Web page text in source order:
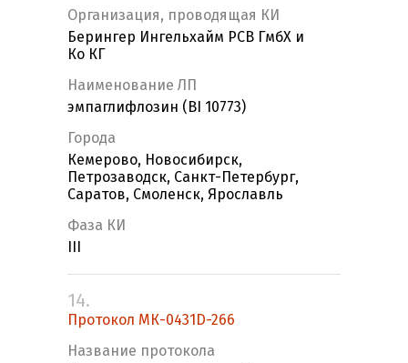
Организация, проводящая КИ
Берингер Ингельхайм РСВ ГмбХ и
Ко КГ
Наименование ЛП
эмпаглифлозин (BI 10773)
Города
Кемерово, Новосибирск,
Петрозаводск, Санкт-Петербург,
Саратов, Смоленск, Ярославль
Фаза КИ
14.
Протокол МК-0431D-266
Название протокола